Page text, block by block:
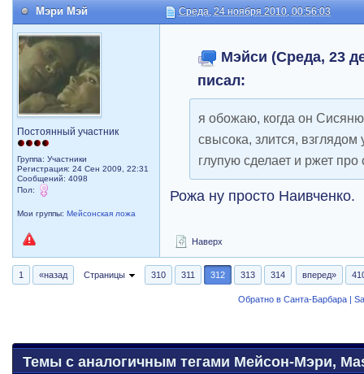
Мэри Мэй Среда, 24 ноября 2010, 00:56:03
Постоянный участник
Группа: Участники
Регистрация: 24 Сен 2009, 22:31
Сообщений: 4098
Пол:
Мои группы:Мейсонская ложа
Мэйси (Среда, 23
писал:
я обожаю, когда он
свысока, злится, взглядом
глупую сделает и ржет
Рожа ну просто Наивченко.
Наверх
1 «назад Страницы 310 311 312 313 314 вперед»
Обратно в Санта-Барбара |
Темы с аналогичным тегами Мейсон-Мэри,